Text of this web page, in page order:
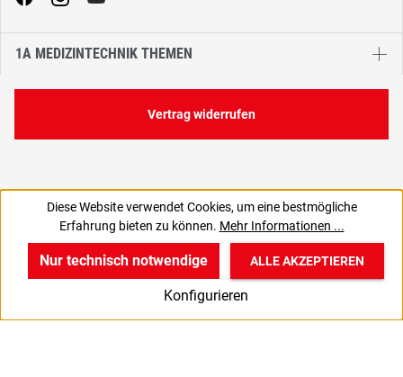
3,10 €
1A MEDIZINTECHNIK THEMEN
Vertrag widerrufen
Diese Website verwendet Cookies, um eine bestmögliche
Erfahrung bieten zu können. Mehr Informationen ...
Nur technisch notwendige
Konfigurieren
ALLE AKZEPTIEREN
v
Produkte
B